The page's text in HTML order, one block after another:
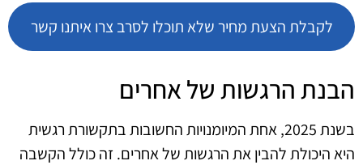
לקבלת הצעת מחיר שלא תוכלו לסרב צרו איתנו קשר
הבנת הרגשות של אחרים
בשנת 2025, אחת המיומנויות החשובות בתקשורת רגשית
היא היכולת להבין את הרגשות של אחרים. זה כולל הקשבה